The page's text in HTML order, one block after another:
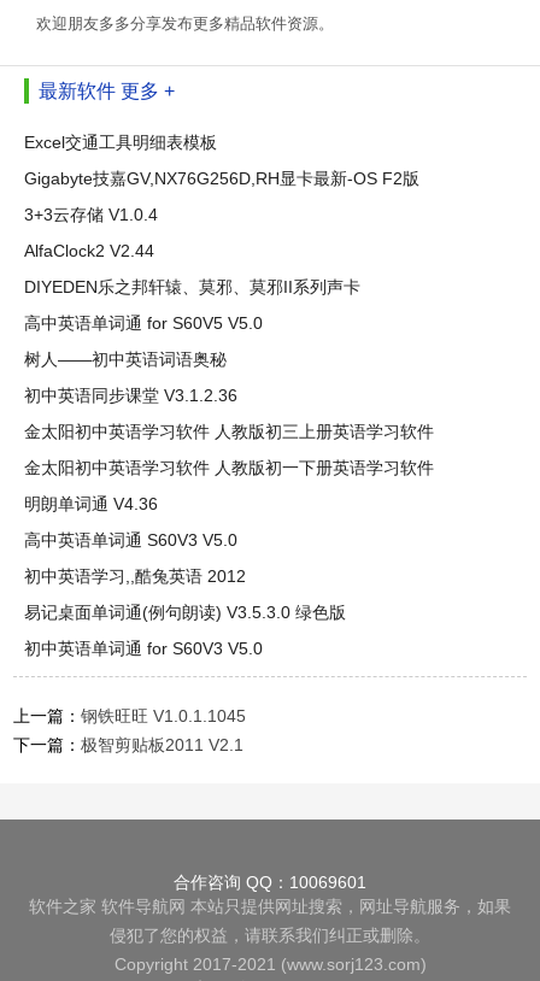
欢迎朋友多多分享发布更多精品软件资源。
最新软件 更多 +
Excel交通工具明细表模板
Gigabyte技嘉GV,NX76G256D,RH显卡最新-OS F2版
3+3云存储 V1.0.4
AlfaClock2 V2.44
DIYEDEN乐之邦轩辕、莫邪、莫邪II系列声卡
高中英语单词通 for S60V5 V5.0
树人――初中英语词语奥秘
初中英语同步课堂 V3.1.2.36
金太阳初中英语学习软件 人教版初三上册英语学习软件
金太阳初中英语学习软件 人教版初一下册英语学习软件
明朗单词通 V4.36
高中英语单词通 S60V3 V5.0
初中英语学习,,酷兔英语 2012
易记桌面单词通(例句朗读) V3.5.3.0 绿色版
初中英语单词通 for S60V3 V5.0
上一篇：钢铁旺旺 V1.0.1.1045
下一篇：极智剪贴板2011 V2.1
合作咨询 QQ：10069601
软件之家 软件导航网 本站只提供网址搜索，网址导航服务，如果
侵犯了您的权益，请联系我们纠正或删除。
Copyright 2017-2021 (www.sorj123.com)